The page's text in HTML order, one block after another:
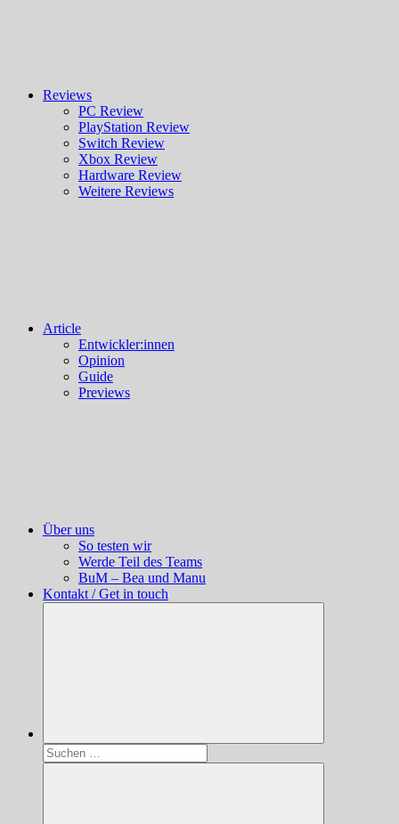
Reviews
PC Review
PlayStation Review
Switch Review
Xbox Review
Hardware Review
Weitere Reviews
Article
Entwickler:innen
Opinion
Guide
Previews
Über uns
So testen wir
Werde Teil des Teams
BuM – Bea und Manu
Kontakt / Get in touch
Suchen
nach: